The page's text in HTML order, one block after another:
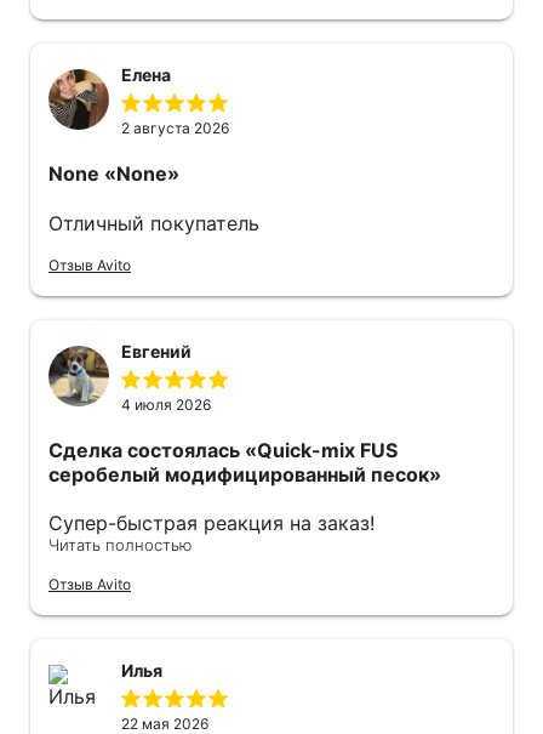
Елена
2 августа 2026
None «None»
Отличный покупатель
Отзыв Avito
Евгений
4 июля 2026
Сделка состоялась «Quick-mix FUS
серобелый модифицированный песок»
Супер-быстрая реакция на заказ!
Оперативно отправили курьера с мешками!
Рекомендую.
Читать полностью
Отзыв Avito
Илья
22 мая 2026